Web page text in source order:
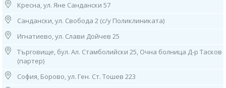
2. София, бул. “Патриарх Евтимий" 1
МЦ “Юмедис”, ет. 2 (до кино "Одеон")
тел: 0884 221 403
Работно време:
3. София, ж.к. “Гоце Делчев”, ул. “Костенски Водопад”, бл. 242 (срещу
29 ДКЦ)
тел: 0884 011 499
Кресна, ул. Яне Сандански 57
Сандански, ул. Свобода 2 (с/у Поликлиниката)
Игнатиево, ул. Слави Дойчев 25
Търговище, бул. Ал. Стамболийски 25, Очна болница Д-р Тасков
(партер)
София, Борово, ул. Ген. Ст. Тошев 223